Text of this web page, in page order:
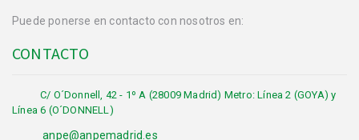
Puede ponerse en contacto con nosotros en:
CONTACTO
C/ O´Donnell, 42 - 1º A (28009 Madrid) Metro: Línea 2 (GOYA) y
Línea 6 (O´DONNELL)
anpe@anpemadrid.es